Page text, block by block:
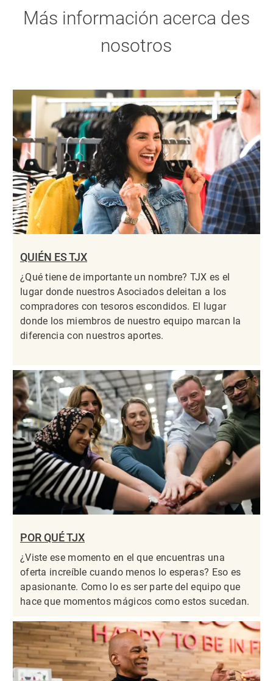
Más información acerca des
nosotros
QUIÉN ES TJX
¿Qué tiene de importante un nombre? TJX es el
lugar donde nuestros Asociados deleitan a los
compradores con tesoros escondidos. El lugar
donde los miembros de nuestro equipo marcan la
diferencia con nuestros aportes.
POR QUÉ TJX
¿Viste ese momento en el que encuentras una
oferta increíble cuando menos lo esperas? Eso es
apasionante. Como lo es ser parte del equipo que
hace que momentos mágicos como estos sucedan.